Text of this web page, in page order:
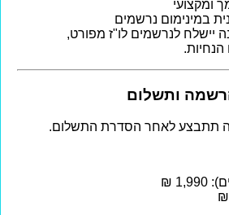
ומקצועי
במינימום נרשמים
יישלח לנרשמים לו"ז מפורט,
הנחיות.
ותשלום
תתבצע לאחר הסדרת התשלום.
₪